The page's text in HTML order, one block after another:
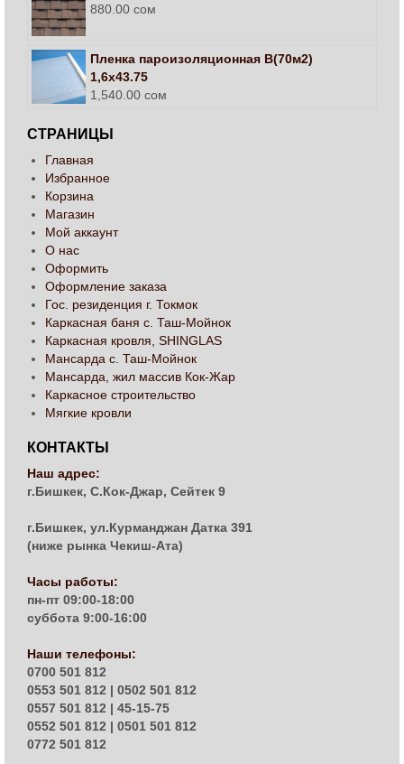
880.00 сом
Пленка пароизоляционная В(70м2)
1,6х43.75
1,540.00 сом
СТРАНИЦЫ
Главная
Избранное
Корзина
Магазин
Мой аккаунт
О нас
Оформить
Оформление заказа
Гос. резиденция г. Токмок
Каркасная баня с. Таш-Мойнок
Каркасная кровля, SHINGLAS
Мансарда с. Таш-Мойнок
Мансарда, жил массив Кок-Жар
Каркасное строительство
Мягкие кровли
КОНТАКТЫ
Наш адрес:
г.Бишкек, С.Кок-Джар, Сейтек 9
г.Бишкек, ул.Курманджан Датка 391
(ниже рынка Чекиш-Ата)
Часы работы:
пн-пт 09:00-18:00
суббота 9:00-16:00
Наши телефоны:
0700 501 812
0553 501 812 | 0502 501 812
0557 501 812 | 45-15-75
0552 501 812 | 0501 501 812
0772 501 812